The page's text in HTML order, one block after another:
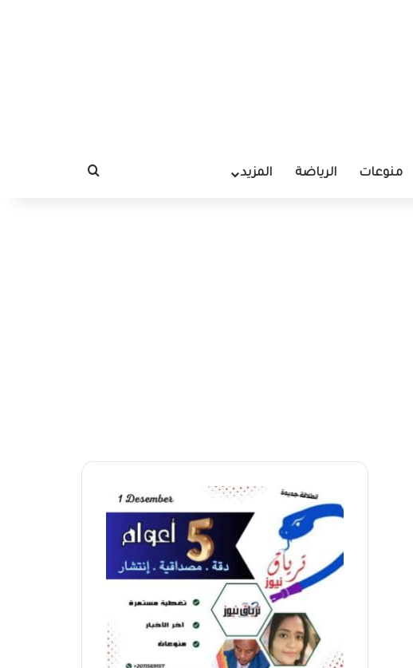
منوعات الرياضة المزيد بحث عن